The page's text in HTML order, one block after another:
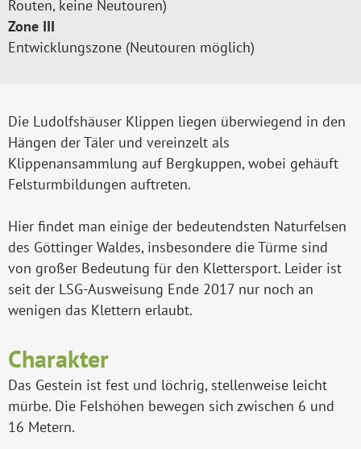
Routen, keine Neutouren)
Zone III
Entwicklungszone (Neutouren möglich)
Die Ludolfshäuser Klippen liegen überwiegend in den
Hängen der Täler und vereinzelt als
Klippenansammlung auf Bergkuppen, wobei gehäuft
Felsturmbildungen auftreten.
Hier findet man einige der bedeutendsten Naturfelsen
des Göttinger Waldes, insbesondere die Türme sind
von großer Bedeutung für den Klettersport. Leider ist
seit der LSG-Ausweisung Ende 2017 nur noch an
wenigen das Klettern erlaubt.
Charakter
Das Gestein ist fest und löchrig, stellenweise leicht
mürbe. Die Felshöhen bewegen sich zwischen 6 und
16 Metern.